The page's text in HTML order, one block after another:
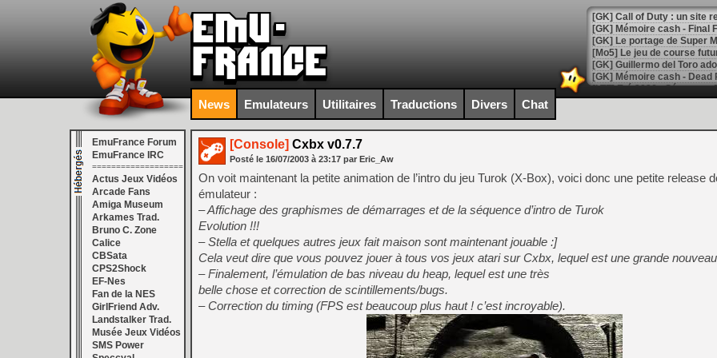
[GK] Le portage de Super
[Mo5] Le jeu de course
[GK] Guillermo del Toro
[LTF] Eté 2026 - Séquence
[GK] Mistfall Hunter :
[GK] Wo Long 2 évolue
[GK] Crossfire : un TPS à
[LS] [PS5] Premiers
[Mo5] DOOM arrive en
[GK] Bethesda fête les 30
[GK] Roblox : l'action en
[GK] Agenda - GeForce
[GK] Devolver Digital en a
[LS] [PS5] ps5-y2jb-
News Emulateurs Utilitaires Traductions Divers Chat
EmuFrance Forum
EmuFrance IRC
===================
Actus Jeux Vidéos
Arcade Fans
Amiga Museum
Arkames Trad.
Bruno C. Zone
Calice
CBSata
CPS2Shock
EF-Nes
Fan de la NES
GirlFriend Adv.
Landstalker Trad.
Musée Jeux Vidéos
SMS Power
[Console] Cxbx v0.7.7
Posté le 16/07/2003 à 23:17 par Eric_Aw
On voit maintenant la petite animation de l’intro du jeu Turok (X-Box), voici donc une petite release
émulateur :
– Affichage des graphismes de démarrages et de la séquence d’intro de Turok
Evolution !!!
– Stella et quelques autres jeux fait maison sont maintenant jouable :]
Cela veut dire que vous pouvez jouer à tous vos jeux atari sur Cxbx, lequel est une grande
– Finalement, l’émulation de bas niveau du heap, lequel est une très
belle chose et correction de scintillements/bugs.
– Correction du timing (FPS est beaucoup plus haut ! c’est incroyable).